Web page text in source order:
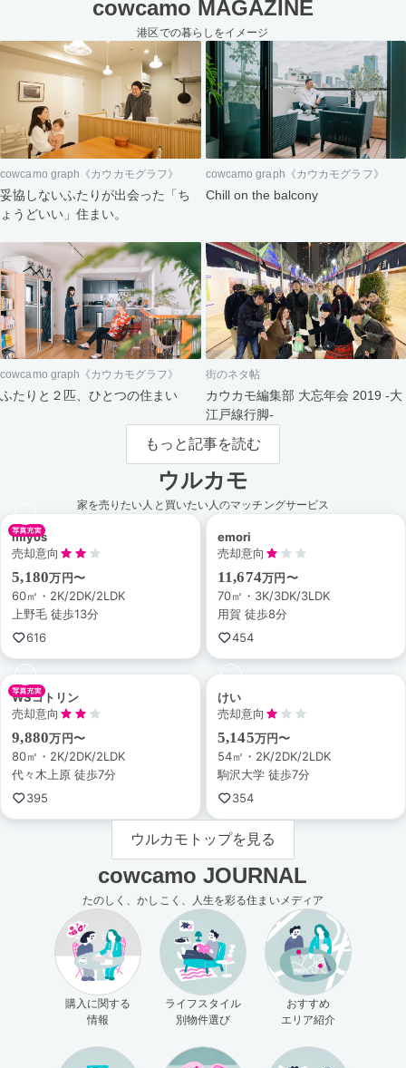
cowcamo MAGAZINE
港区での暮らしをイメージ
cowcamo graph《カウカモグラフ》
妥協しないふたりが出会った「ち
ょうどいい」住まい。
cowcamo graph《カウカモグラフ》
Chill on the balcony
cowcamo graph《カウカモグラフ》
ふたりと２匹、ひとつの住まい
街のネタ帖
カウカモ編集部 大忘年会 2019 -大
江戸線行脚-
もっと記事を読む
ウルカモ
家を売りたい人と買いたい人のマッチングサービス
miyos
売却意向
5,180万円〜
60㎡・2K/2DK/2LDK
上野毛 徒歩13分
616
emori
売却意向
11,674万円〜
70㎡・3K/3DK/3LDK
用賀 徒歩8分
454
WSコトリン
売却意向
9,880万円〜
80㎡・2K/2DK/2LDK
代々木上原 徒歩7分
395
けい
売却意向
5,145万円〜
54㎡・2K/2DK/2LDK
駒沢大学 徒歩7分
354
ウルカモトップを見る
cowcamo JOURNAL
たのしく、かしこく、人生を彩る住まいメディア
購入に関する
情報
ライフスタイル
別物件選び
おすすめ
エリア紹介